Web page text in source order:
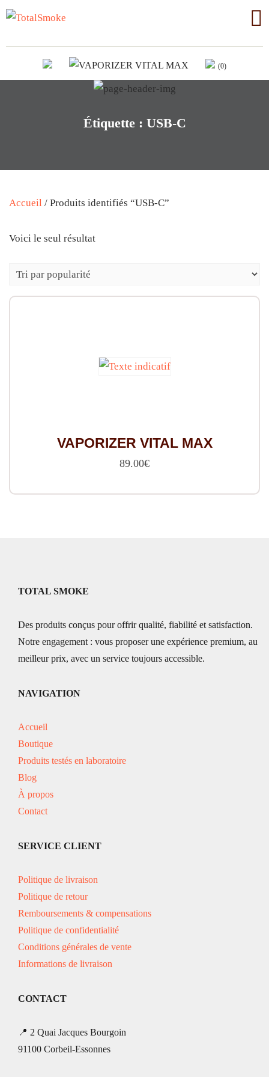
(0)
Étiquette : USB-C
Accueil / Produits identifiés “USB-C”
Voici le seul résultat
VAPORIZER VITAL MAX
89.00€
TOTAL SMOKE
Des produits conçus pour offrir qualité, fiabilité et satisfaction.
Notre engagement : vous proposer une expérience premium, au
meilleur prix, avec un service toujours accessible.
NAVIGATION
Accueil
Boutique
Produits testés en laboratoire
Blog
À propos
Contact
SERVICE CLIENT
Politique de livraison
Politique de retour
Remboursements & compensations
Politique de confidentialité
Conditions générales de vente
Informations de livraison
CONTACT
📍 2 Quai Jacques Bourgoin
91100 Corbeil-Essonnes